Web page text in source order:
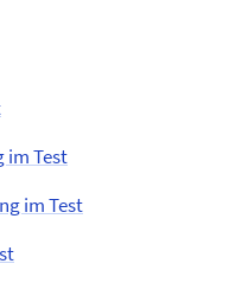
im Test
im Test